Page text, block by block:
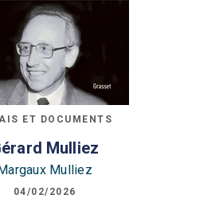
ET DOCUMENTS
Mulliez
Mulliez
04/02/2026